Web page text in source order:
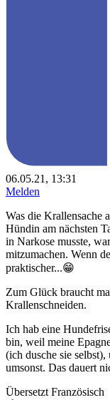
06.05.21, 13:31
Melden
Was die Krallensache
Hündin am nächsten
in Narkose musste,
mitzumachen. Wenn
praktischer...😁
Zum Glück braucht
Krallenschneiden.
Ich hab eine
bin, weil meine
(ich dusche sie
umsonst. Das dauert
Übersetzt Französisch